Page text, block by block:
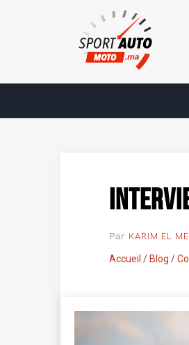
Interview
Par KARIM EL
Accueil / Blog /